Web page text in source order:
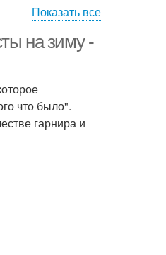
Показать все
на зиму -
что было".
гарнира и